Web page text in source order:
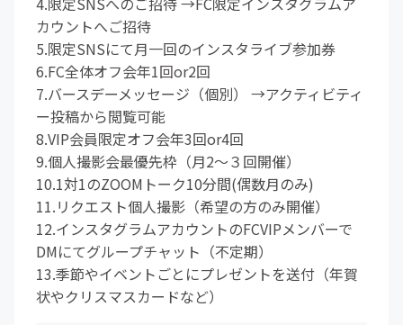
カウントへご招待
5.限定SNSにて月一回のインスタライブ参加券
6.FC全体オフ会年1回or2回
7.バースデーメッセージ（個別） →アクティビティ
ー投稿から閲覧可能
8.VIP会員限定オフ会年3回or4回
9.個人撮影会最優先枠（月2〜３回開催）
10.1対1のZOOMトーク10分間(偶数月のみ)
11.リクエスト個人撮影（希望の方のみ開催）
12.インスタグラムアカウントのFCVIPメンバーで
DMにてグループチャット（不定期）
13.季節やイベントごとにプレゼントを送付（年賀
状やクリスマスカードなど）